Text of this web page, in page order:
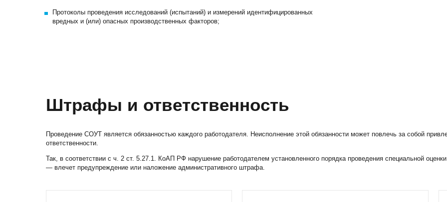
Протоколы проведения исследований (испытаний) и измерений идентифицированных
вредных и (или) опасных производственных факторов;
Штрафы и ответственность
Проведение СОУТ является обязанностью каждого работодателя. Неисполнение этой обязанности может повлечь за собой
ответственности.
Так, в соответствии с ч. 2 ст. 5.27.1. КоАП РФ нарушение работодателем установленного порядка проведения специальной
— влечет предупреждение или наложение административного штрафа.